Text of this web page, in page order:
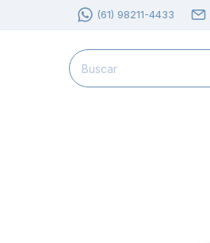
(61) 98211-4433